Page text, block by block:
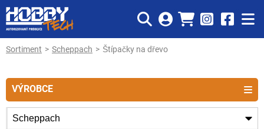
Sortiment Scheppach Štípačky na dřevo
VÝROBCE